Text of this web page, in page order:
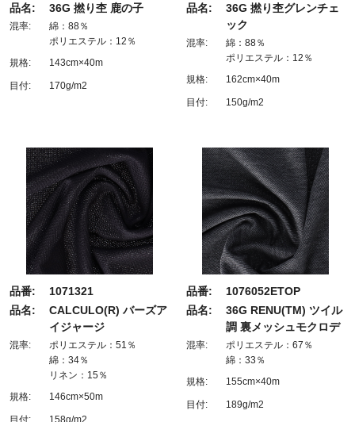
品名:
36G 撚り杢 鹿の子
混率:
綿：88％
ポリエステル：12％
規格:
143cm×40m
目付: 170g/m2
品名:
36G 撚り杢グレンチェ
ック
混率:
綿：88％
ポリエステル：12％
規格:
162cm×40m
目付: 150g/m2
品番:
1071321
品名:
CALCULO(R) バーズア
イジャージ
混率:
ポリエステル：51％
綿：34％
リネン：15％
規格:
146cm×50m
目付: 158g/m2
品番:
1076052ETOP
品名:
36G RENU(TM) ツイル
調 裏メッシュモクロデ
混率:
ポリエステル：67％
綿：33％
規格:
155cm×40m
目付: 189g/m2